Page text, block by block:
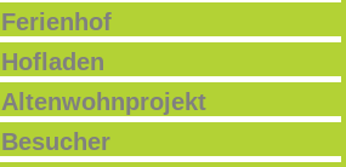
Ferienhof
Hofladen
Altenwohnprojekt
Besucher